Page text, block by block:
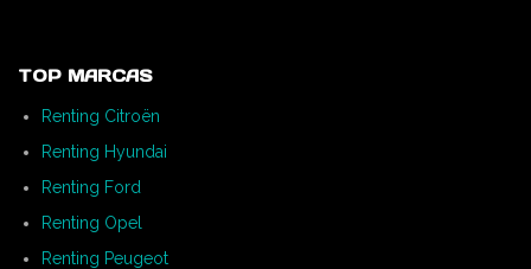
TOP MARCAS
Renting Citroën
Renting Hyundai
Renting Ford
Renting Opel
Renting Peugeot